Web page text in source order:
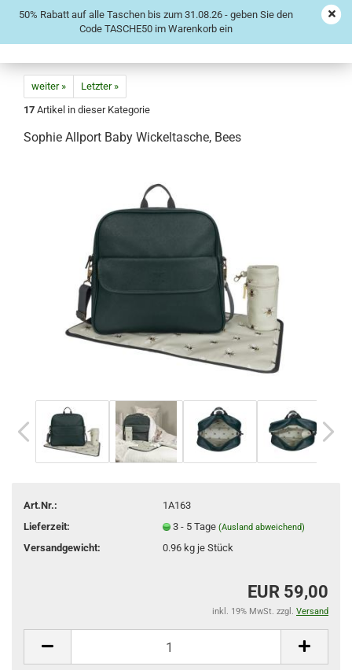
50% Rabatt auf alle Taschen bis zum 31.08.26 - geben Sie den
Code TASCHE50 im Warenkorb ein
weiter »
Letzter »
17 Artikel in dieser Kategorie
Sophie Allport Baby Wickeltasche, Bees
Art.Nr.:
1A163
Lieferzeit:
3 - 5 Tage (Ausland abweichend)
Versandgewicht: 0.96kg je Stück
EUR 59,00
inkl. 19% MwSt. zzgl. Versand